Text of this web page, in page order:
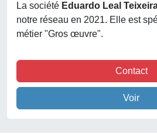
La société Eduardo Leal
notre réseau en 2021. Elle est
métier "Gros œuvre".
Contact
Voir